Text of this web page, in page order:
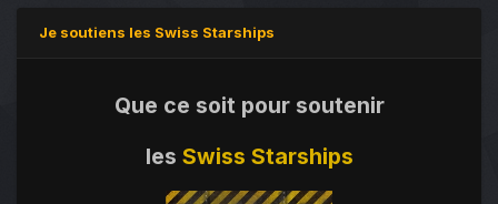
Je soutiens les Swiss Starships
Que ce soit pour soutenir
les Swiss Starships